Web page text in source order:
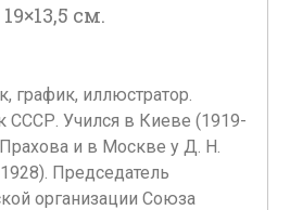
см.
график, иллюстратор.
СССР. Учился в Киеве (1919-
и в Москве у Д. Н.
Председатель
организации Союза